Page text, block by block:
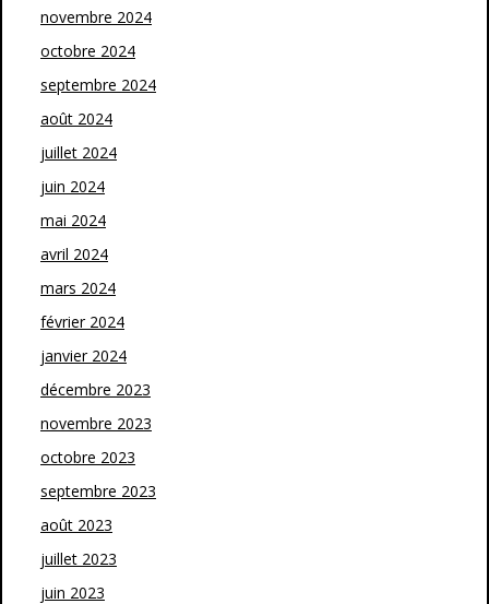
novembre 2024
octobre 2024
septembre 2024
août 2024
juillet 2024
juin 2024
mai 2024
avril 2024
mars 2024
février 2024
janvier 2024
décembre 2023
novembre 2023
octobre 2023
septembre 2023
août 2023
juillet 2023
juin 2023